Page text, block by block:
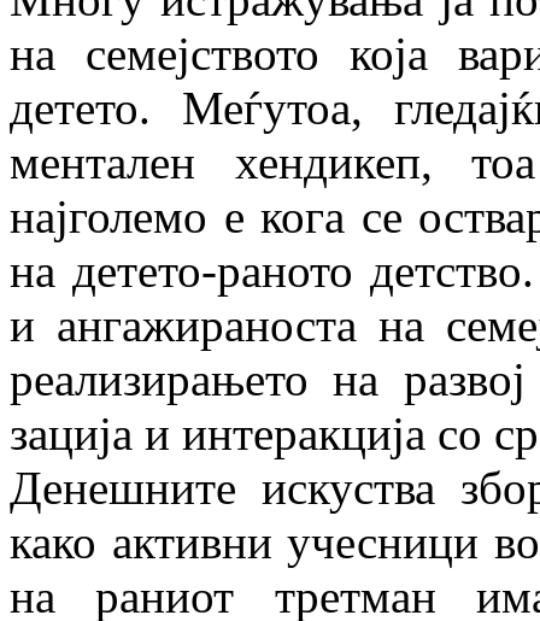
на семеј­ство­то која
детето. Меѓутоа,
ментален хендикеп,
најголемо е кога се
на детето-раното
и ангажираноста на
реализирањето на
зација и интеракција со
Денешните искуства
како актив­ни учесници
на раниот третман